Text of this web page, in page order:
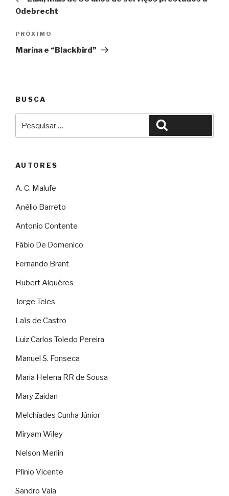
Post
Odebrecht
Próximo
PRÓXIMO
Marina e “Blackbird”
BUSCA
por:
AUTORES
A. C. Malufe
Anélio Barreto
Antonio Contente
Fábio De Domenico
Fernando Brant
Hubert Alquéres
Jorge Teles
Laïs de Castro
Luiz Carlos Toledo Pereira
Manuel S. Fonseca
Maria Helena RR de Sousa
Mary Zaidan
Melchíades Cunha Júnior
Miryam Wiley
Nelson Merlin
Plínio Vicente
Sandro Vaia